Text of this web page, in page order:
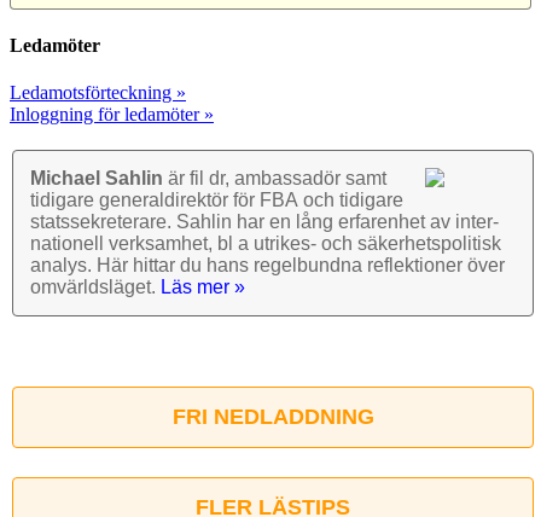
Ledamöter
Ledamotsförteckning »
Inloggning för ledamöter »
Michael Sahlin är fil dr, ambassadör samt
tidigare general­direktör för FBA och tidigare
stats­sekre­terare. Sahlin har en lång erfarenhet av inter­
nationell verk­samhet, bl a utrikes- och säkerhets­politisk
analys. Här hittar du hans regel­bundna reflek­tioner över
omvärlds­läget. Läs mer »
FRI NEDLADDNING
FLER LÄSTIPS